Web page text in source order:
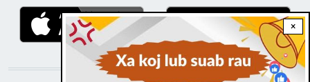
×
STAY CONNECTED WITH US!